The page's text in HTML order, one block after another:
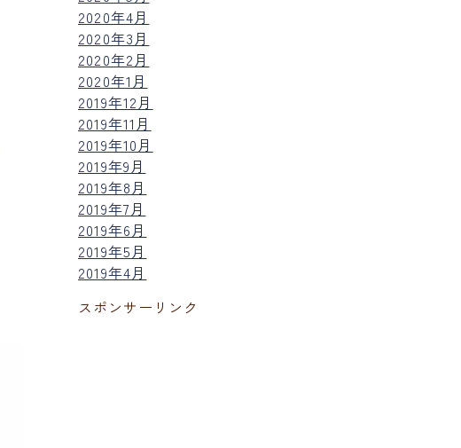
2020年4月
2020年3月
2020年2月
2020年1月
2019年12月
2019年11月
2019年10月
2019年9月
2019年8月
2019年7月
2019年6月
2019年5月
2019年4月
スポンサーリンク